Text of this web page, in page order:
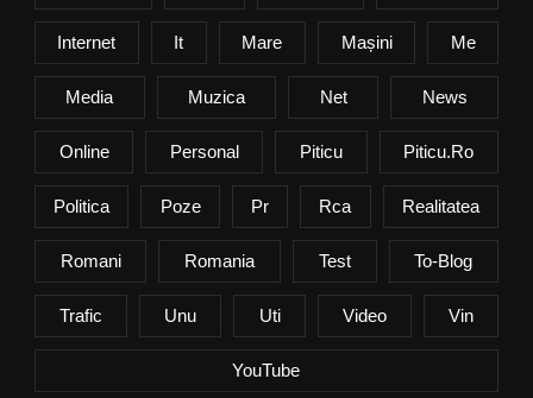
Internet It Mare Mașini Me
Media Muzica Net News
Online Personal Piticu Piticu.ro
Politica Poze Pr Rca Realitatea
Romani Romania Test To-Blog
Trafic Unu Uti Video Vin
YouTube